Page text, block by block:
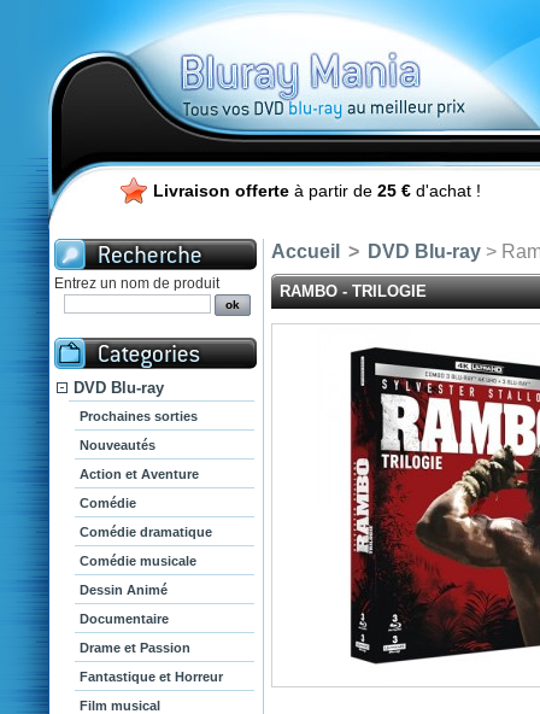
Livraison offerte à partir de 25 € d'achat !
Entrez un nom de produit
DVD Blu-ray
Prochaines sorties
Nouveautés
Action et Aventure
Comédie
Comédie dramatique
Comédie musicale
Dessin Animé
Documentaire
Drame et Passion
Fantastique et Horreur
Film musical
Accueil > DVD Blu-ray >
RAMBO - TRILOGIE